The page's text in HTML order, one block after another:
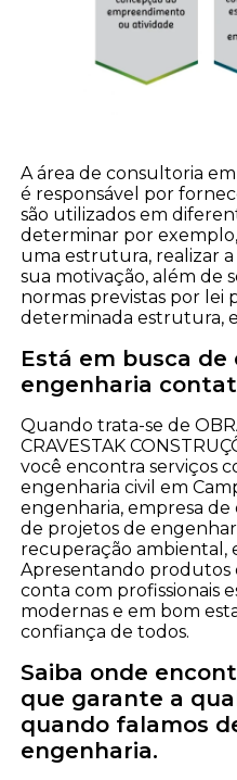
A área de consultoria
é responsável por
são utilizados em
determinar por
uma estrutura, realizar
sua motivação, além de
normas previstas por lei
determinada estrutura,
Está em busca
engenharia
Quando trata-se de
CRAVESTAK
você encontra serviços
engenharia civil em
engenharia, empresa de
de projetos de
recuperação ambiental,
Apresentando produtos
conta com profissionais
modernas e em bom
confiança de todos.
Saiba onde
que garante a
quando falamos
engenharia.